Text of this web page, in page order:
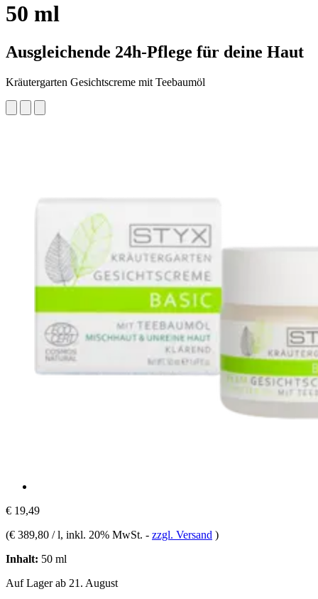
50 ml
Ausgleichende 24h-Pflege für deine Haut
Kräutergarten Gesichtscreme mit Teebaumöl
€ 19,49
(€ 389,80 / l, inkl. 20% MwSt. - zzgl. Versand )
Inhalt: 50 ml
Auf Lager ab 21. August